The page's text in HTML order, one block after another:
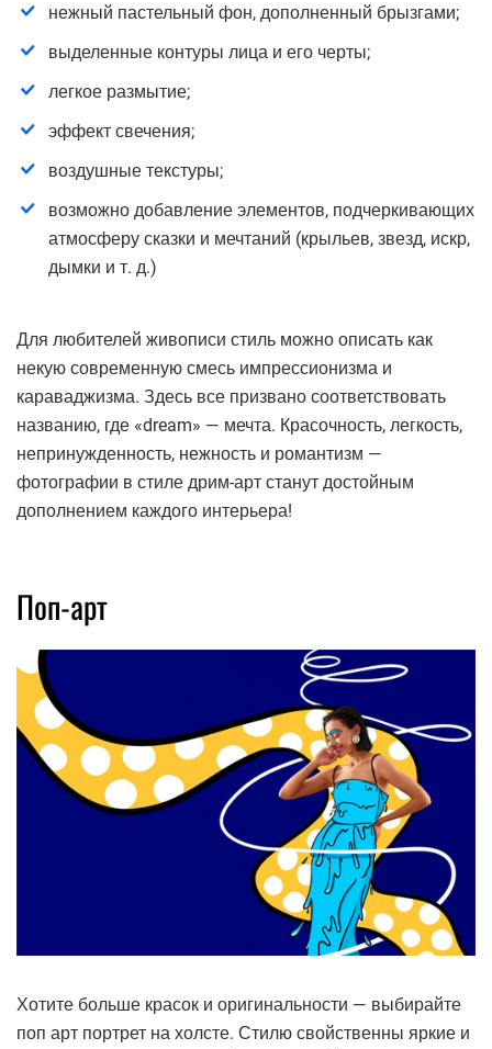
нежный пастельный фон, дополненный брызгами;
выделенные контуры лица и его черты;
легкое размытие;
эффект свечения;
воздушные текстуры;
возможно добавление элементов, подчеркивающих
атмосферу сказки и мечтаний (крыльев, звезд, искр,
дымки и т. д.)
Для любителей живописи стиль можно описать как
некую современную смесь импрессионизма и
караваджизма. Здесь все призвано соответствовать
названию, где «dream» — мечта. Красочность, легкость,
непринужденность, нежность и романтизм —
фотографии в стиле дрим-арт станут достойным
дополнением каждого интерьера!
Поп-арт
Хотите больше красок и оригинальности — выбирайте
поп арт портрет на холсте. Стилю свойственны яркие и